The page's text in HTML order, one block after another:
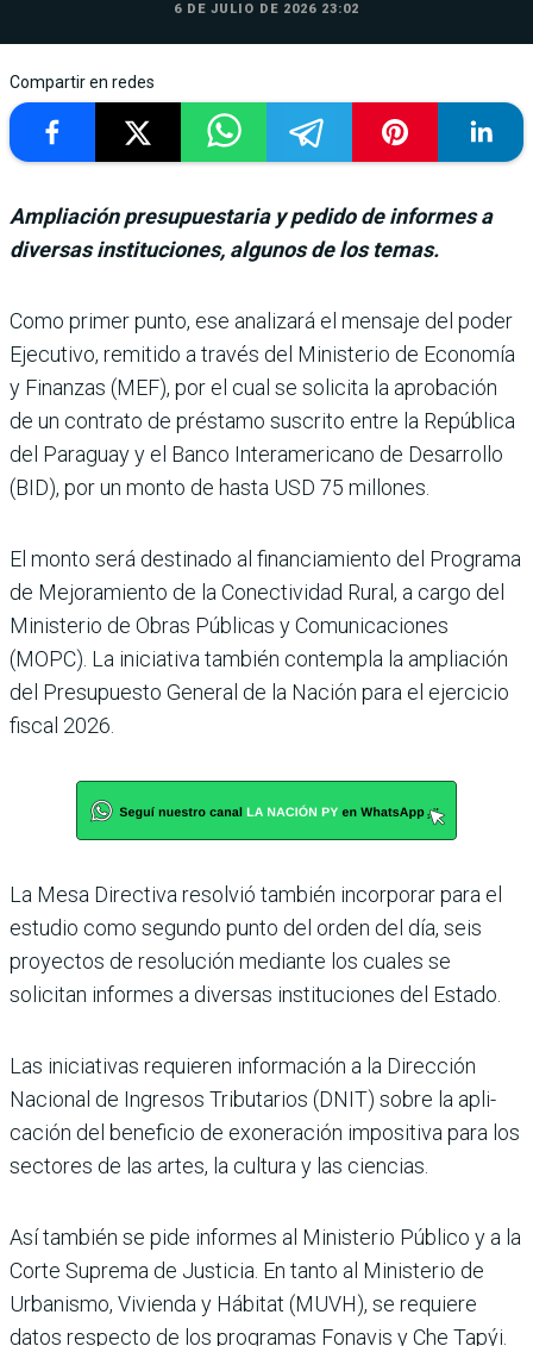
6 DE JULIO DE 2026 23:02
Compartir en redes
Ampliación presupuestaria y pedido de informes a
diversas instituciones, algunos de los temas.
Como primer punto, ese ana­lizará el mensaje del poder
Ejecutivo, remitido a través del Ministerio de Econo­mía
y Finanzas (MEF), por el cual se solicita la aproba­ción
de un contrato de prés­tamo suscrito entre la Repú­blica
del Paraguay y el Banco Interamericano de Desarro­llo
(BID), por un monto de hasta USD 75 millones.
El monto será destinado al financiamiento del Pro­grama
de Mejoramiento de la Conectividad Rural, a cargo del
Ministerio de Obras Públicas y Comuni­caciones
(MOPC). La inicia­tiva también contempla la ampliación
del Presupuesto General de la Nación para el ejercicio
fiscal 2026.
La Mesa Directiva resolvió también incorporar para el
estudio como segundo punto del orden del día, seis
proyectos de resolu­ción mediante los cuales se
solicitan informes a diver­sas instituciones del Estado.
Las iniciativas requieren información a la Dirección
Nacional de Ingresos Tribu­tarios (DNIT) sobre la apli­
cación del beneficio de exo­neración impositiva para los
sectores de las artes, la cul­tura y las ciencias.
Así también se pide infor­mes al Ministerio Público y a la
Corte Suprema de Justi­cia. En tanto al Ministerio de
Urbanismo, Vivienda y Hábi­tat (MUVH), se requiere
datos respecto de los pro­gramas Fonavis y Che Tapýi.